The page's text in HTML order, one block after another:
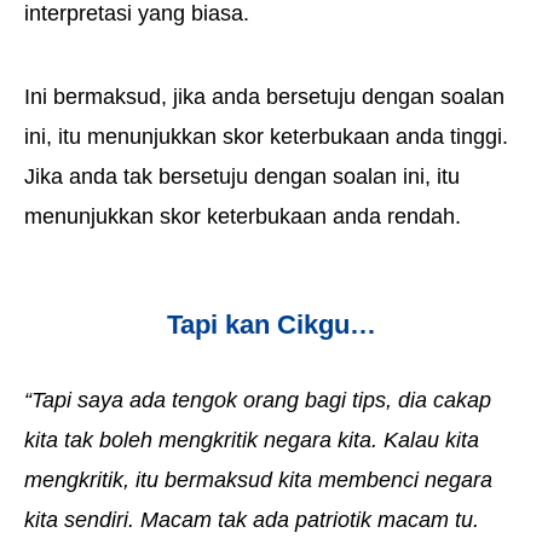
interpretasi yang biasa.
Ini bermaksud, jika anda bersetuju dengan soalan
ini, itu menunjukkan skor keterbukaan anda tinggi.
Jika anda tak bersetuju dengan soalan ini, itu
menunjukkan skor keterbukaan anda rendah.
Tapi kan Cikgu…
“Tapi saya ada tengok orang bagi tips, dia cakap
kita tak boleh mengkritik negara kita. Kalau kita
mengkritik, itu bermaksud kita membenci negara
kita sendiri. Macam tak ada patriotik macam tu.